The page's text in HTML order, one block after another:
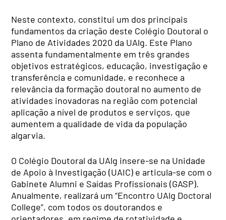
Neste contexto, constitui um dos principais
fundamentos da criação deste Colégio Doutoral o
Plano de Atividades 2020 da UAlg. Este Plano
assenta fundamentalmente em três grandes
objetivos estratégicos, educação, investigação e
transferência e comunidade, e reconhece a
relevância da formação doutoral no aumento de
atividades inovadoras na região com potencial
aplicação a nível de produtos e serviços, que
aumentem a qualidade de vida da população
algarvia.
O Colégio Doutoral da UAlg insere-se na Unidade
de Apoio à Investigação (UAIC) e articula-se com o
Gabinete Alumni e Saídas Profissionais (GASP).
Anualmente, realizará um “Encontro UAlg Doctoral
College”, com todos os doutorandos e